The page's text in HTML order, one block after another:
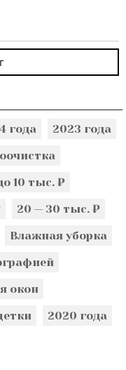
года
2023 года
10 тыс. ₽
20 — 30 тыс. ₽
Влажная уборка
окон
2020 года